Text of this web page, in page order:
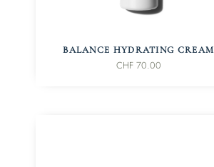
IN DEN WARENKORB
BALANCE HYDRATING CREAM
CHF70.00